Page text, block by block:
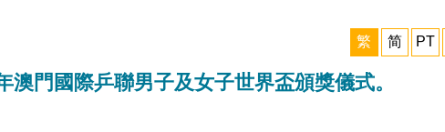
繁 简 PT
澳門國際乒聯男子及女子世界盃頒獎儀式。